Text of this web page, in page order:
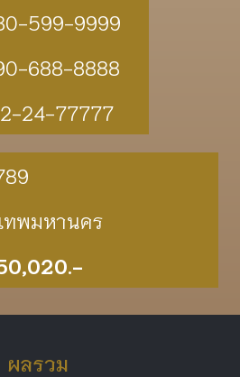
599-9999
688-8888
24-77777
ทพมหานคร
ผลรวม